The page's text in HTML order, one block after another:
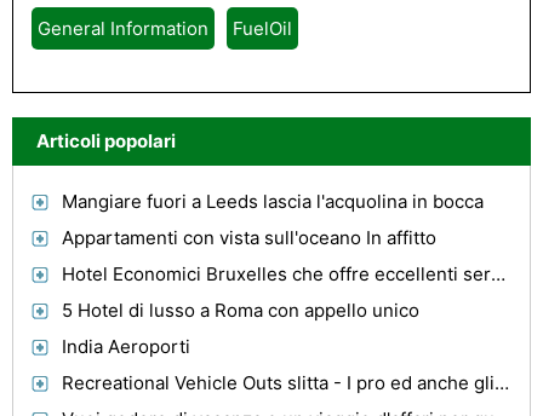
General Information FuelOil
Articoli popolari
Mangiare fuori a Leeds lascia l'acquolina in bocca
Appartamenti con vista sull'oceano In affitto
Hotel Economici Bruxelles che offre eccellenti servizi
5 Hotel di lusso a Roma con appello unico
India Aeroporti
Recreational Vehicle Outs slitta - I pro ed anche gli svantaggi